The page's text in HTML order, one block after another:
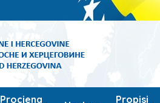
Procjena
Propisi